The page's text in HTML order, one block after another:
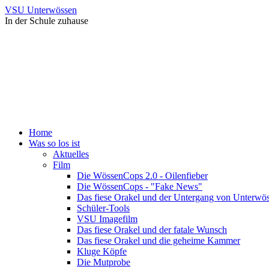
VSU Unterwössen
In der Schule zuhause
Home
Was so los ist
Aktuelles
Film
Die WössenCops 2.0 - Oilenfieber
Die WössenCops - "Fake News"
Das fiese Orakel und der Untergang von
Schüler-Tools
VSU Imagefilm
Das fiese Orakel und der fatale Wunsch
Das fiese Orakel und die geheime Kammer
Kluge Köpfe
Die Mutprobe